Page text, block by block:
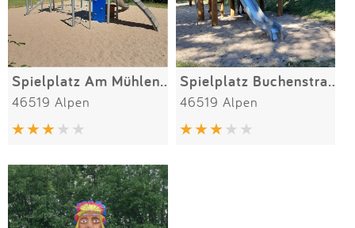
Spielplatz Am Mühlenturm
46519 Alpen
Spielplatz Buchenstraße
46519 Alpen